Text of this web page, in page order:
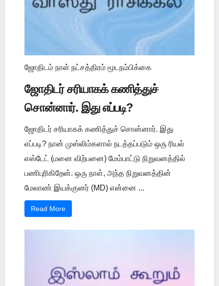
ஜோதிடம் நாள் நட்சத்திரம் மூடநம்பிக்கை
ஜோதிடர் சரியாகக் கணித்துச்
சொன்னார். இது எப்படி?
ஜோதிடர் சரியாகக் கணித்துச் சொன்னார். இது
எப்படி? நான் முஸ்லிம்களால் நடத்தப்படும் ஒரு ரியல்
எஸ்டேட் (மனை விற்பனை) மேம்பாட்டு நிறுவனத்தில்
பணிபுரிகிறேன். ஒரு நாள், அந்த நிறுவனத்தின்
மேலாண் இயக்குனர் (MD) என்னை ...
Read More